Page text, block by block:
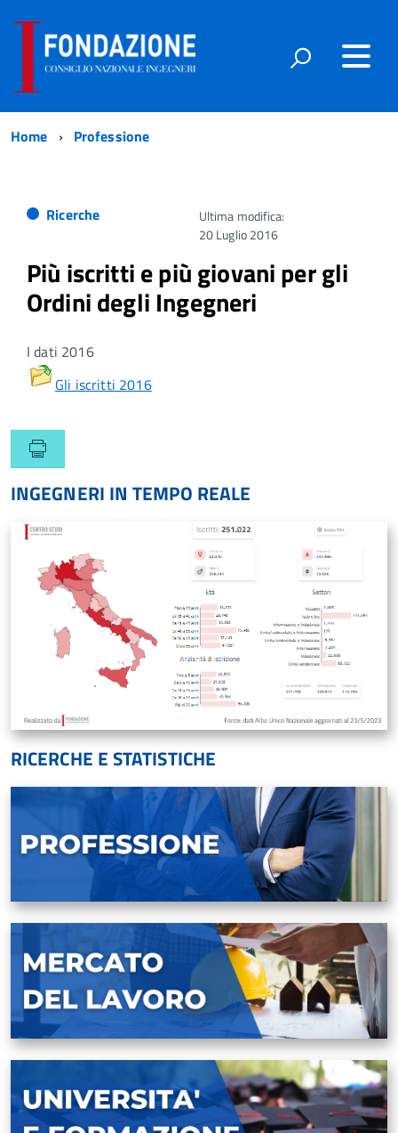
Home Professione
Ricerche
Ultima modifica:
20 Luglio 2016
Più iscritti e più giovani per gli
Ordini degli Ingegneri
I dati 2016
Gli iscritti 2016
INGEGNERI IN TEMPO REALE
RICERCHE E STATISTICHE